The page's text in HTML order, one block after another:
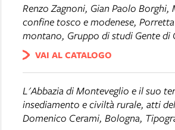
Renzo Zagnoni, Gian Paolo Borghi,
confine tosco e modenese,
montano, Gruppo di studi Gente di
VAI AL CATALOGO
L'Abbazia di Monteveglio e il suo
insediamento e civiltà rurale, atti
Domenico Cerami, Bologna,